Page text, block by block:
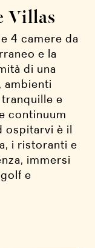
Villas
4 camere da
e la
di una
ambienti
e
continuum
ospitarvi è il
i ristoranti e
immersi
e